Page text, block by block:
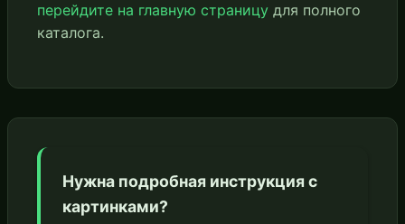
перейдите на главную страницу для полного
каталога.
Нужна подробная инструкция с
картинками?